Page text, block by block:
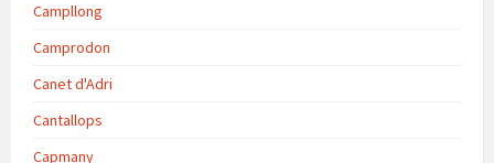
Campllong
Camprodon
Canet d'Adri
Cantallops
Capmany